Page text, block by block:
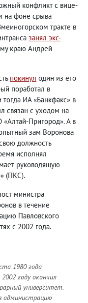
конфликт с вице-
на фоне срыва
тракте в
занял экс-
краю Андрей
покинул один из его
поработал в
ИА «Банкфакс» в
связан с уходом на
Пригород». А в
зам Воронова
должность
исполнял
руководящую
(ПКС).
министра
в течение
Павловского
с 2002 года.
1980 года
году окончил
университет.
администрацию